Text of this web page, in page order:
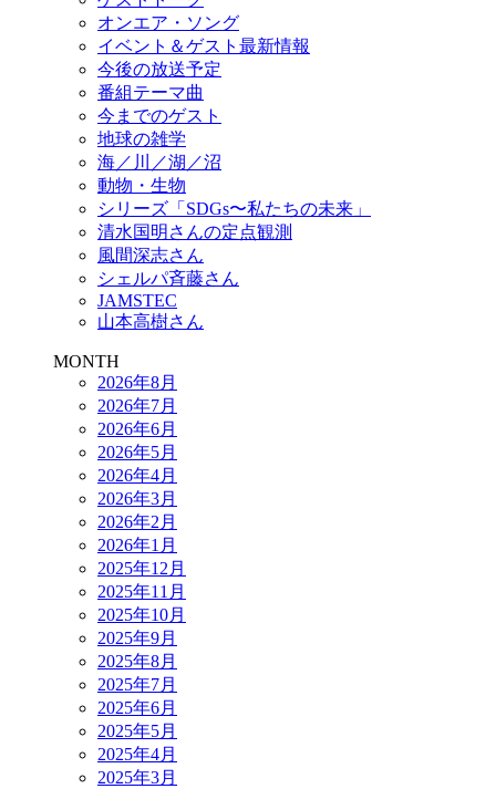
オンエア・ソング
イベント＆ゲスト最新情報
今後の放送予定
番組テーマ曲
今までのゲスト
地球の雑学
海／川／湖／沼
動物・生物
シリーズ「SDGs〜私たちの未来」
清水国明さんの定点観測
風間深志さん
シェルパ斉藤さん
JAMSTEC
山本高樹さん
MONTH
2026年8月
2026年7月
2026年6月
2026年5月
2026年4月
2026年3月
2026年2月
2026年1月
2025年12月
2025年11月
2025年10月
2025年9月
2025年8月
2025年7月
2025年6月
2025年5月
2025年4月
2025年3月